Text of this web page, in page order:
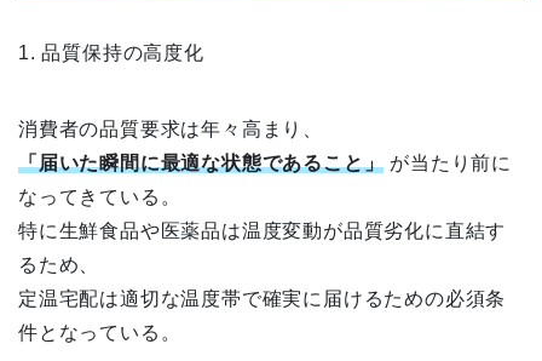
1. 品質保持の高度化
消費者の品質要求は年々高まり、
「届いた瞬間に最適な状態であること」 が当たり前に
なってきている。
特に生鮮食品や医薬品は温度変動が品質劣化に直結す
るため、
定温宅配は適切な温度帯で確実に届けるための必須条
件となっている。